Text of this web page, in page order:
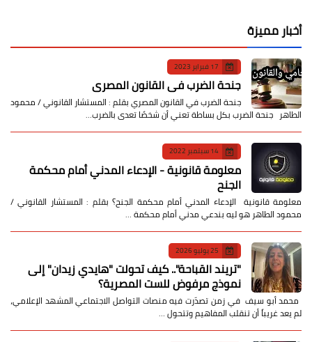
أخبار مميزة
17 فبراير 2023
جنحة الضرب في القانون المصري
جنحة الضرب في القانون المصري بقلم : المستشار القانوني / محمود
الطاهر جنحة الضرب بكل بساطة تعني أن شخصًا تعدى بالضرب…
14 سبتمبر 2022
معلومة قانونية - الإدعاء المدني أمام محكمة
الجنح
معلومة قانونية الإدعاء المدني أمام محكمة الجنح؟ بقلم : المستشار القانوني /
محمود الطاهر هو ليه بندعي مدني أمام محكمة …
25 يوليو 2026
​"تريند القباحة".. كيف تحولت "هايدي زيدان" إلى
نموذج مرفوض للست المصرية؟
​ محمد أبو سيف ​في زمن تصدّرت فيه منصات التواصل الاجتماعي المشهد الإعلامي،
لم يعد غريباً أن تنقلب المفاهيم وتتحول …